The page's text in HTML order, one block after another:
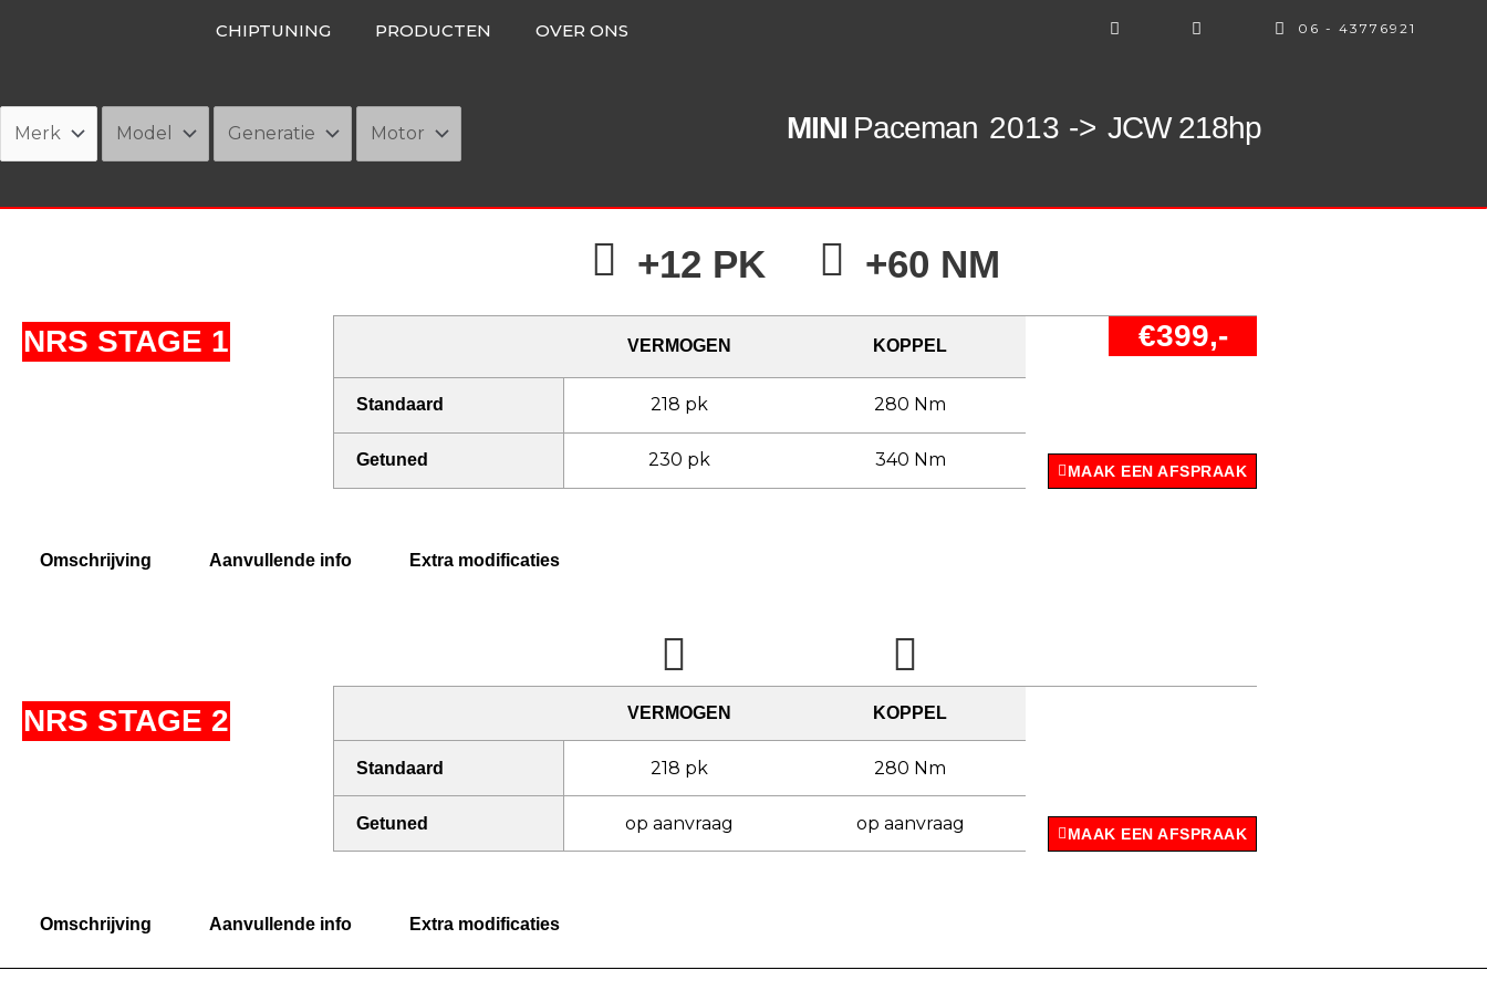
CHIPTUNING PRODUCTEN OVER ONS 06 - 43776921
MINI Paceman 2013 -> JCW 218hp
NRS STAGE 1
+12 PK +60 NM
VERMOGEN KOPPEL €399,-
Standaard 218 pk 280 Nm
Getuned 230 pk 340 Nm
MAAK EEN AFSPRAAK
Omschrijving Aanvullende info Extra modificaties
NRS STAGE 2 VERMOGEN KOPPEL
Standaard 218 pk 280 Nm
Getuned op aanvraag op aanvraag
MAAK EEN AFSPRAAK
Omschrijving Aanvullende info Extra modificaties